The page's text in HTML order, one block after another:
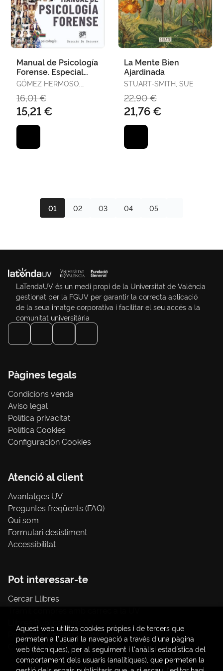
Manual de Psicología
Forense. Especial
Mención a la
Trabajo de la
GÓMEZ HERMOSO,
16,01 €
15,21 €
La Mente Bien
Ajardinada
STUART-SMITH, SUE
22,90 €
21,76 €
01 02 03 04 05
LaTendaUV és un medi propi de la Universitat de València
gestionat per la FGUV per garantir la correcta aplicació
de la seua imatge corporativa i facilitar el seu accés a la
comunitat universitària
Pàgines legals
Condicions venda
Aviso legal
Política privacitat
Política Cookies
Configuración Cookies
Atenció al client
Avantatges UV
Preguntes freqüents (FAQ)
Qui som
Formulari desistiment
Accessibilitat
Pot interessar-te
Cercar Llibres
Papereria / material d'oficina
Consum Sostenible
Aquest web utilitza cookies pròpies i de tercers que
permeten a l'usuari la navegació a través d'una pàgina
web (tècniques), per al seguiment i l'anàlisi estadística del
comportament dels usuaris (analítiques), que permeten la